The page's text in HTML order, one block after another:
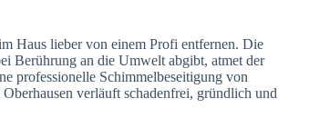
Haus lieber von einem Profi entfernen. Die
Berührung an die Umwelt abgibt, atmet der
professionelle Schimmelbeseitigung von
verläuft schadenfrei, gründlich und